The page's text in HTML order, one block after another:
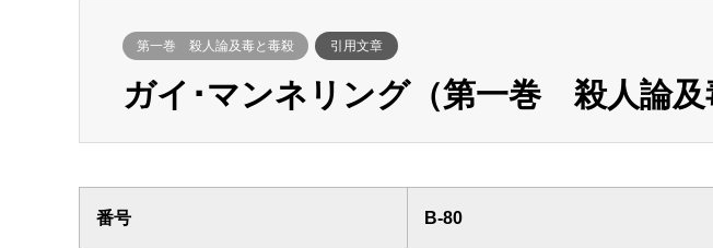
第一巻 殺人論及毒と毒殺 引用文章
ガイ･マンネリング（第一巻 殺人論及
番号 B-80